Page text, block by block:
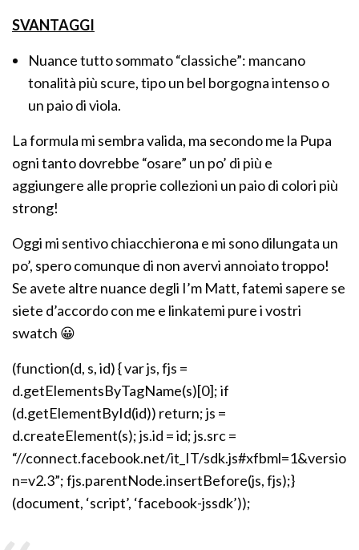
SVANTAGGI
Nuance tutto sommato “classiche”: mancano
tonalità più scure, tipo un bel borgogna intenso o
un paio di viola.
La formula mi sembra valida, ma secondo me la Pupa
ogni tanto dovrebbe “osare” un po’ di più e
aggiungere alle proprie collezioni un paio di colori più
strong!
Oggi mi sentivo chiacchierona e mi sono dilungata un
po’, spero comunque di non avervi annoiato troppo!
Se avete altre nuance degli I’m Matt, fatemi sapere se
siete d’accordo con me e linkatemi pure i vostri
swatch 😀
(function(d, s, id) { var js, fjs =
d.getElementsByTagName(s)[0]; if
(d.getElementById(id)) return; js =
d.createElement(s); js.id = id; js.src =
“//connect.facebook.net/it_IT/sdk.js#xfbml=1&versio
n=v2.3”; fjs.parentNode.insertBefore(js, fjs);}
(document, ‘script’, ‘facebook-jssdk’));